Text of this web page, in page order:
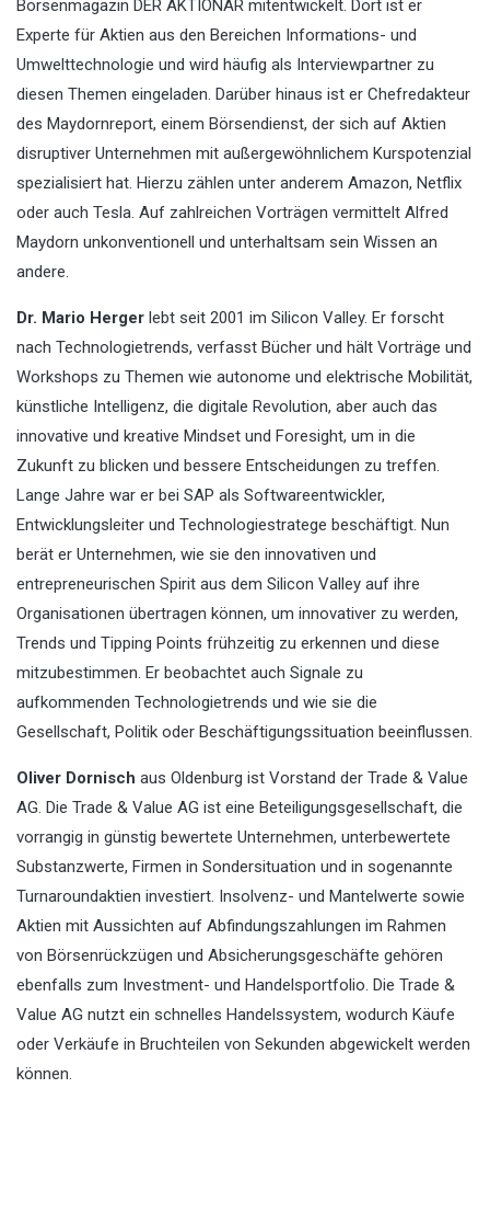
Börsenmagazin DER AKTIONÄR mitentwickelt. Dort ist er
Experte für Aktien aus den Bereichen Informations- und
Umwelttechnologie und wird häufig als Interviewpartner zu
diesen Themen eingeladen. Darüber hinaus ist er Chefredakteur
des Maydornreport, einem Börsendienst, der sich auf Aktien
disruptiver Unternehmen mit außergewöhnlichem Kurspotenzial
spezialisiert hat. Hierzu zählen unter anderem Amazon, Netflix
oder auch Tesla. Auf zahlreichen Vorträgen vermittelt Alfred
Maydorn unkonventionell und unterhaltsam sein Wissen an
andere.
Dr. Mario Herger lebt seit 2001 im Silicon Valley. Er forscht
nach Technologietrends, verfasst Bücher und hält Vorträge und
Workshops zu Themen wie autonome und elektrische Mobilität,
künstliche Intelligenz, die digitale Revolution, aber auch das
innovative und kreative Mindset und Foresight, um in die
Zukunft zu blicken und bessere Entscheidungen zu treffen.
Lange Jahre war er bei SAP als Softwareentwickler,
Entwicklungsleiter und Technologiestratege beschäftigt. Nun
berät er Unternehmen, wie sie den innovativen und
entrepreneurischen Spirit aus dem Silicon Valley auf ihre
Organisationen übertragen können, um innovativer zu werden,
Trends und Tipping Points frühzeitig zu erkennen und diese
mitzubestimmen. Er beobachtet auch Signale zu
aufkommenden Technologietrends und wie sie die
Gesellschaft, Politik oder Beschäftigungssituation beeinflussen.
Oliver Dornisch aus Oldenburg ist Vorstand der Trade & Value
AG. Die Trade & Value AG ist eine Beteiligungsgesellschaft, die
vorrangig in günstig bewertete Unternehmen, unterbewertete
Substanzwerte, Firmen in Sondersituation und in sogenannte
Turnaroundaktien investiert. Insolvenz- und Mantelwerte sowie
Aktien mit Aussichten auf Abfindungszahlungen im Rahmen
von Börsenrückzügen und Absicherungsgeschäfte gehören
ebenfalls zum Investment- und Handelsportfolio. Die Trade &
Value AG nutzt ein schnelles Handelssystem, wodurch Käufe
oder Verkäufe in Bruchteilen von Sekunden abgewickelt werden
können.